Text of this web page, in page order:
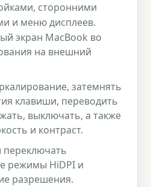
сторонними
и меню дисплеев.
экран MacBook во
на внешний
затемнять
клавиши, переводить
выключать, а также
и контраст.
переключать
режимы HiDPI и
разрешения.